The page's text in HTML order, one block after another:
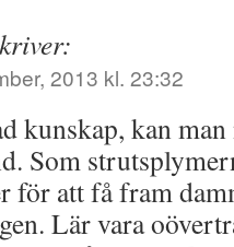
2013 kl. 23:32
kunskap, kan
Som
för att få fram
Lär vara